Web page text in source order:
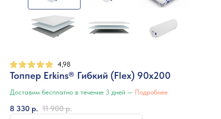
4,98
Топпер Erkins® Гибкий (Flex) 90х200
Доставим бесплатно в течение 3 дней — Подробнее
8 330 р. 11 900 р.